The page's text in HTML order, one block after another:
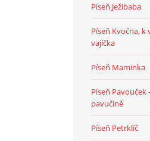
Píseň Ježibaba
Píseň Kvočna,
vajíčka
Píseň Maminka
Píseň
pavučině
Píseň Petrklíč